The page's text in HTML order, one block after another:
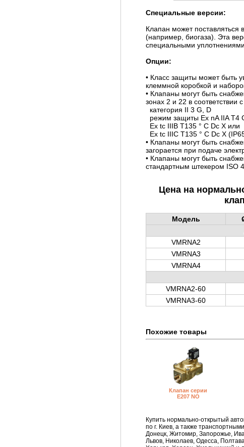
Специальные версии:
Клапан может поставляться
(например, биогаза). Эта
специальными уплотнениями.
Опции:
• Класс защиты может быть
клеммной коробкой и
• Клапаны могут быть
зонах 2 и 22 в соответствии
категория II 3 G, D
режим защиты Ex nA IIA T4
Ex tc IIIB T135 ° C Dc X или
Ex tc IIIC T135 ° C Dc X
• Клапаны могут быть
загорается при подаче
• Клапаны могут быть
стандартным штекером ISO
Цена на
Модель
VMRNA2
VMRNA3
VMRNA4
VMRNA2-60
VMRNA3-60
Похожие товары
Клапан серии
E207 NO
Купить нормально-открытый
по г. Киев, а также
Донецк, Житомир, Запорожье,
Львов, Николаев, Одесса,